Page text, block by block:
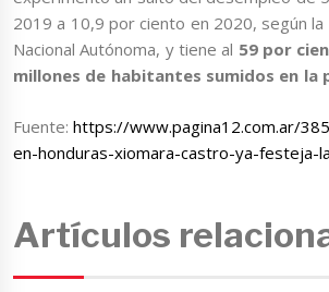
2019 a 10,9 por ciento en 2020, según la
Nacional Autónoma, y tiene al 59 por
millones de habitantes sumidos en la
Fuente:https://www.pagina12.com.ar/
en-honduras-xiomara-castro-ya-festeja-
Artículos